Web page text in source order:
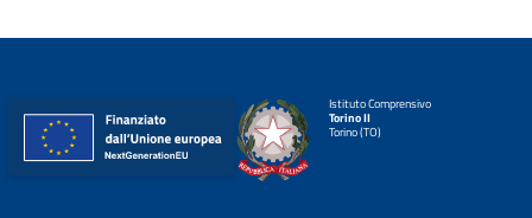
Istituto Comprensivo
Torino II
Torino (TO)